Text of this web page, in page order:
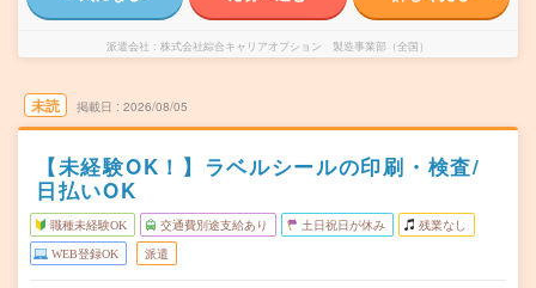
派遣会社 株式会社綜合キャリアオプション 製造事業部（全国）
未読 掲載日 2026/08/05
【未経験OK！】ラベルシールの印刷・検査/
日払いOK
職種未経験OK 交通費別途支給あり 土日祝日が休み 残業なし
WEB登録OK 派遣